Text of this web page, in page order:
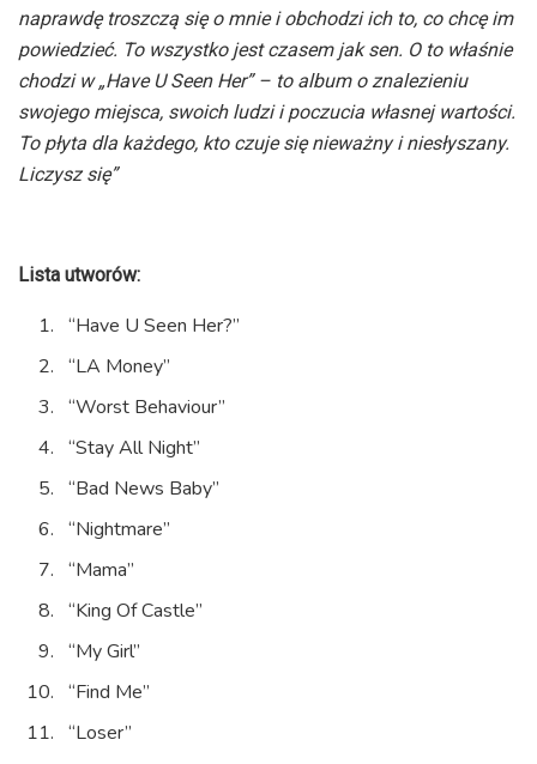
naprawdę troszczą się o mnie i obchodzi ich to, co chcę im
powiedzieć. To wszystko jest czasem jak sen. O to właśnie
chodzi w „Have U Seen Her” – to album o znalezieniu
swojego miejsca, swoich ludzi i poczucia własnej wartości.
To płyta dla każdego, kto czuje się nieważny i niesłyszany.
Liczysz się”
Lista utworów:
“Have U Seen Her?”
“LA Money”
“Worst Behaviour”
“Stay All Night”
“Bad News Baby”
“Nightmare”
“Mama”
“King Of Castle”
“My Girl”
“Find Me”
“Loser”